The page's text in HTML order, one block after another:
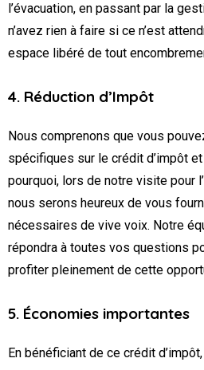
l’évacuation, en passant par la
n’avez rien à faire si ce n’est
espace libéré de tout
4. Réduction d’Impôt
Nous comprenons que vous
spécifiques sur le crédit d’impôt
pourquoi, lors de notre visite pour
nous serons heureux de vous
nécessaires de vive voix. Notre
répondra à toutes vos questions
profiter pleinement de cette
5. Économies importantes
En bénéficiant de ce crédit